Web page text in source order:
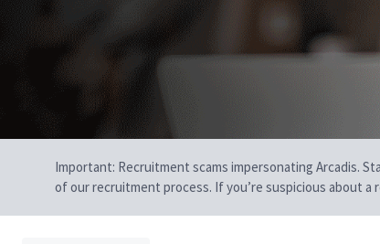
Important: Recruitment scams impersonating Arcadis.
of our recruitment process. If you’re suspicious about a